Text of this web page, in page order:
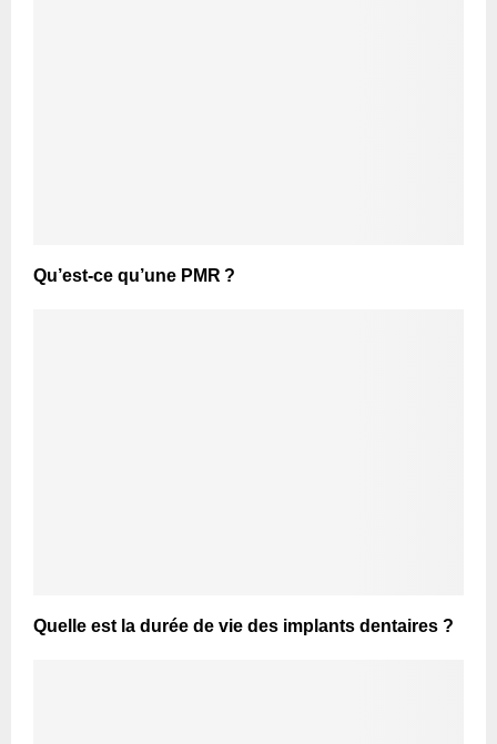
Qu’est-ce qu’une PMR ?
Quelle est la durée de vie des implants dentaires ?